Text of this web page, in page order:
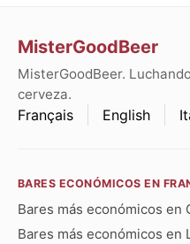
MisterGoodBeer
MisterGoodBeer.
cerveza.
Français English
BARES ECONÓMICOS EN
Bares más económicos en
Bares más económicos en